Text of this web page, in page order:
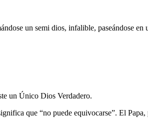
un semi dios, infalible, paseándose
un Único Dios Verdadero.
que “no puede equivocarse”. El